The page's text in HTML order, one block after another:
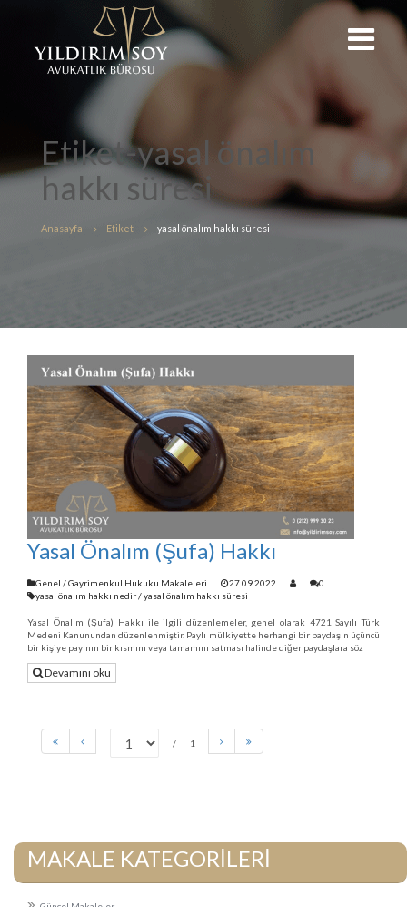
Etiket-yasal önalım
hakkı süresi
Anasayfa Etiket yasal önalım hakkı süresi
Yasal Önalım (Şufa) Hakkı
Genel /Gayrimenkul Hukuku Makaleleri 27.09.2022
0
yasal önalım hakkı nedir/yasal önalım hakkı süresi
Yasal Önalım (Şufa) Hakkı ile ilgili düzenlemeler, genel olarak 4721 Sayılı Türk
Medeni Kanunundan düzenlenmiştir. Paylı mülkiyette herhangi bir paydaşın üçüncü
bir kişiye payının bir kısmını veya tamamını satması halinde diğer paydaşlara söz
Devamını oku
1
MAKALE KATEGORİLERİ